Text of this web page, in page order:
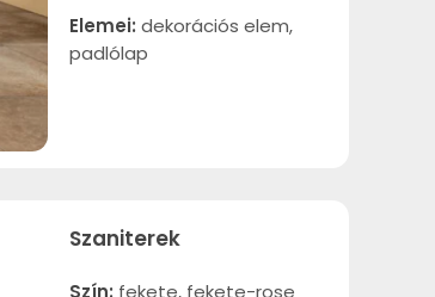
Elemei: dekorációs elem,
padlólap
Szaniterek
Szín: fekete, fekete-rose